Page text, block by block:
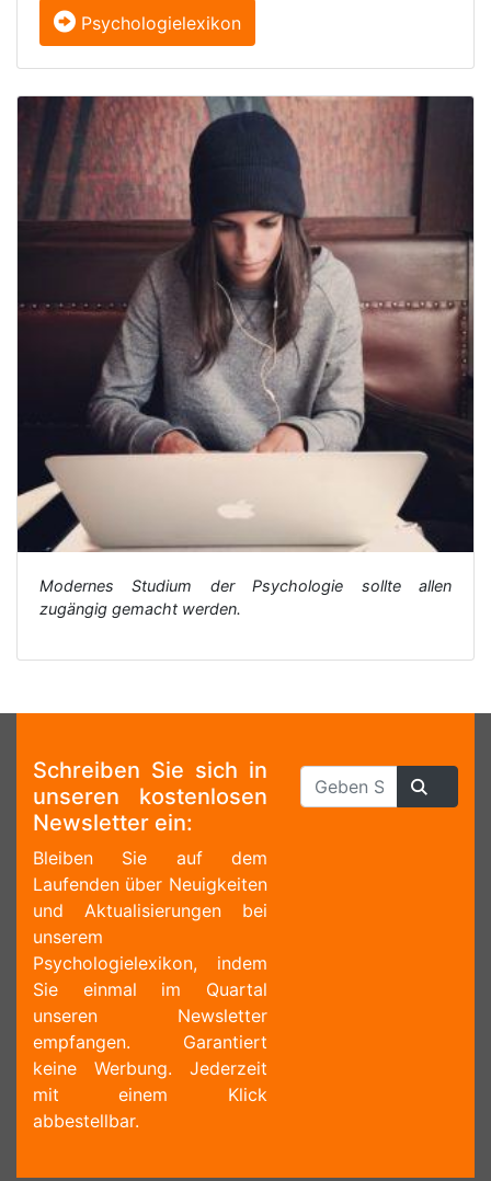
Psychologielexikon
Modernes Studium der Psychologie sollte allen
zugängig gemacht werden.
Schreiben Sie sich in
unseren kostenlosen
Newsletter ein:
Bleiben Sie auf dem
Laufenden über Neuigkeiten
und Aktualisierungen bei
unserem
Psychologielexikon, indem
Sie einmal im Quartal
unseren Newsletter
empfangen. Garantiert
keine Werbung. Jederzeit
mit einem Klick
abbestellbar.